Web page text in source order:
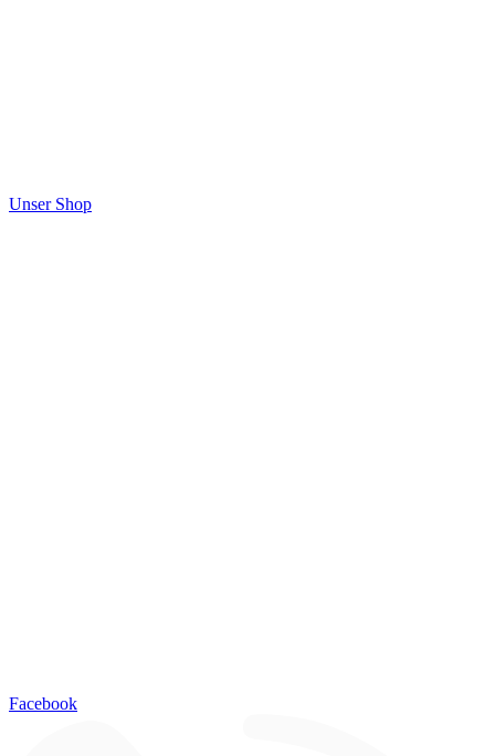
Unser Shop
Facebook